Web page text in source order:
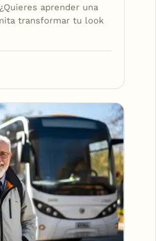
aprender una
transformar tu look